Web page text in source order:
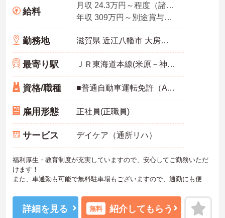
給料
月収 24.3万円～程度（諸手当込み）
年収 309万円～別途賞与付与
勤務地 滋賀県 近江八幡市 大房町1002-1
最寄り駅 ＪＲ東海道本線(米原－神戸)「近江八幡駅」バス・車6分
資格/職種 ■普通自動車運転免許（AT限定）
雇用形態 正社員(正職員)
サービス デイケア（通所リハ）
福利厚生・教育制度が充実していますので、安心してご勤務いただ
けます！
また、車通勤も可能で無料駐車場もございますので、通勤にも便利
ご興味ある方には、面接対策ポイントなど、さらに詳細をお話しい
たしますのでお気軽にご相談ください！
詳細を見る 無料 紹介してもらう